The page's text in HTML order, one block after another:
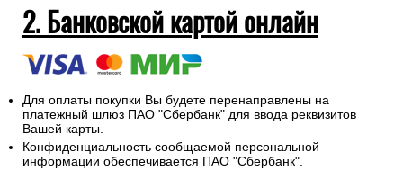
2. Банковской картой онлайн
Для оплаты покупки Вы будете перенаправлены на
платежный шлюз ПАО "Сбербанк" для ввода реквизитов
Вашей карты.
Конфиденциальность сообщаемой персональной
информации обеспечивается ПАО "Сбербанк".